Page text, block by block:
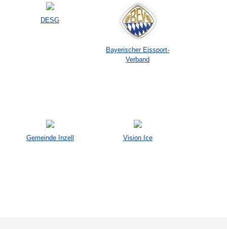
DESG
Bayerischer Eissport-
Verband
Gemeinde Inzell Vision Ice